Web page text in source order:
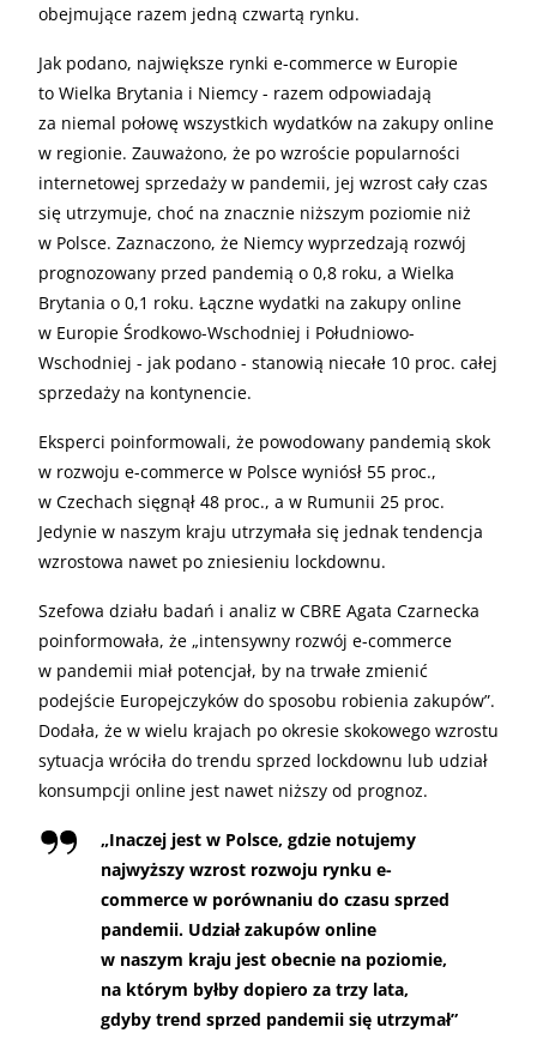
obejmujące razem jedną czwartą rynku.
Jak podano, największe rynki e-commerce w Europie
to Wielka Brytania i Niemcy - razem odpowiadają
za niemal połowę wszystkich wydatków na zakupy online
w regionie. Zauważono, że po wzroście popularności
internetowej sprzedaży w pandemii, jej wzrost cały czas
się utrzymuje, choć na znacznie niższym poziomie niż
w Polsce. Zaznaczono, że Niemcy wyprzedzają rozwój
prognozowany przed pandemią o 0,8 roku, a Wielka
Brytania o 0,1 roku. Łączne wydatki na zakupy online
w Europie Środkowo-Wschodniej i Południowo-
Wschodniej - jak podano - stanowią niecałe 10 proc. całej
sprzedaży na kontynencie.
Eksperci poinformowali, że powodowany pandemią skok
w rozwoju e-commerce w Polsce wyniósł 55 proc.,
w Czechach sięgnął 48 proc., a w Rumunii 25 proc.
Jedynie w naszym kraju utrzymała się jednak tendencja
wzrostowa nawet po zniesieniu lockdownu.
Szefowa działu badań i analiz w CBRE Agata Czarnecka
poinformowała, że „intensywny rozwój e-commerce
w pandemii miał potencjał, by na trwałe zmienić
podejście Europejczyków do sposobu robienia zakupów”.
Dodała, że w wielu krajach po okresie skokowego wzrostu
sytuacja wróciła do trendu sprzed lockdownu lub udział
konsumpcji online jest nawet niższy od prognoz.
„Inaczej jest w Polsce, gdzie notujemy
najwyższy wzrost rozwoju rynku e-
commerce w porównaniu do czasu sprzed
pandemii. Udział zakupów online
w naszym kraju jest obecnie na poziomie,
na którym byłby dopiero za trzy lata,
gdyby trend sprzed pandemii się utrzymał”